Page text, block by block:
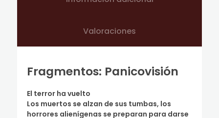
Valoraciones
Fragmentos: Panicovisión
El terror ha vuelto
Los muertos se alzan de sus tumbas, los
horrores alienígenas se preparan para darse